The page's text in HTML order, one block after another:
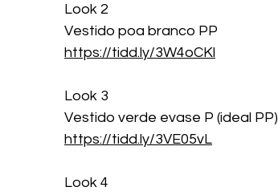
Look 2
Vestido poa branco PP
https://tidd.ly/3W4oCKl
Look 3
Vestido verde evase P (ideal PP)
https://tidd.ly/3VE05vL
Look 4